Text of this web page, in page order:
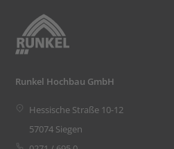
Runkel Hochbau GmbH
Hessische Straße 10-12
57074 Siegen